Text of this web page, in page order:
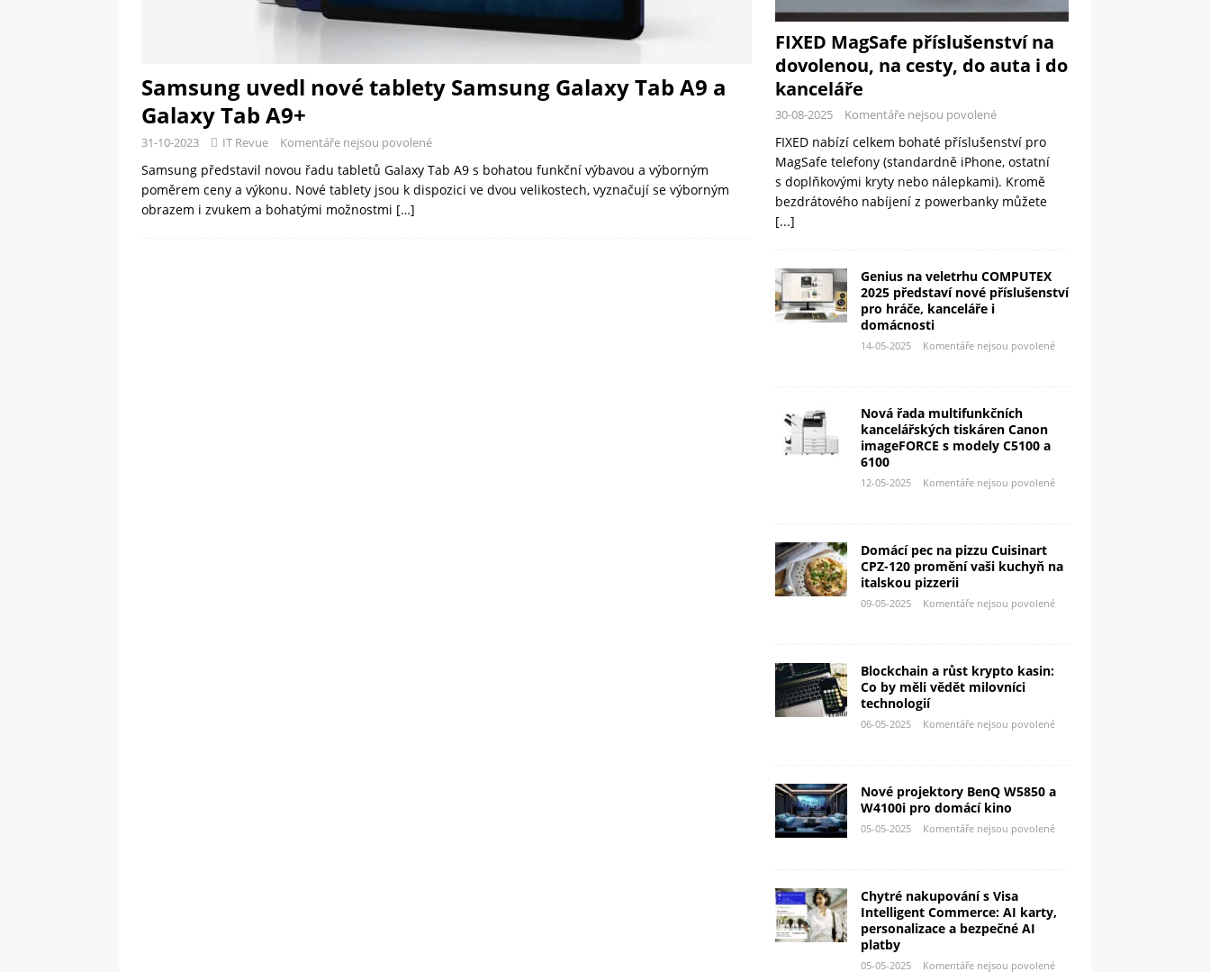
Samsung uvedl nové tablety Samsung Galaxy Tab A9 a
Galaxy Tab A9+
31-10-2023 IT Revue Komentáře nejsou povolené
Samsung představil novou řadu tabletů Galaxy Tab A9 s bohatou funkční výbavou a výborným
poměrem ceny a výkonu. Nové tablety jsou k dispozici ve dvou velikostech, vyznačují se výborným
obrazem i zvukem a bohatými možnostmi […]
FIXED MagSafe příslušenství na
dovolenou, na cesty, do auta i do
kanceláře
30-08-2025 Komentáře nejsou povolené
FIXED nabízí celkem bohaté příslušenství pro
MagSafe telefony (standardně iPhone, ostatní
s doplňkovými kryty nebo nálepkami). Kromě
bezdrátového nabíjení z powerbanky můžete
[...]
Genius na veletrhu COMPUTEX
2025 představí nové příslušenství
pro hráče, kanceláře i
domácnosti
14-05-2025 Komentáře nejsou povolené
Nová řada multifunkčních
kancelářských tiskáren Canon
imageFORCE s modely C5100 a
6100
12-05-2025 Komentáře nejsou povolené
Domácí pec na pizzu Cuisinart
CPZ-120 promění vaši kuchyň na
italskou pizzerii
09-05-2025 Komentáře nejsou povolené
Blockchain a růst krypto kasin:
Co by měli vědět milovníci
technologií
06-05-2025 Komentáře nejsou povolené
Nové projektory BenQ W5850 a
W4100i pro domácí kino
05-05-2025 Komentáře nejsou povolené
Chytré nakupování s Visa
Intelligent Commerce: AI karty,
personalizace a bezpečné AI
platby
05-05-2025 Komentáře nejsou povolené